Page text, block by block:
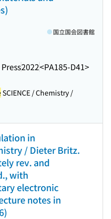
Press2022<PA185-D41>
国立国会図書館
SCIENCE / Chemistry /
in
/ Dieter Britz.
rev. and
with
electronic
notes in